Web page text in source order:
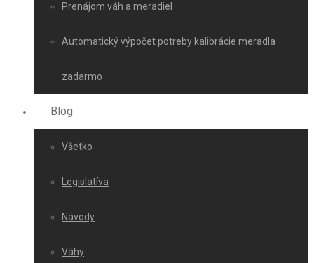
Prenájom váh a meradiel
Automatický výpočet potreby kalibrácie meradla
zadarmo
Blog
Všetko
Legislatíva
Návody
Váhy